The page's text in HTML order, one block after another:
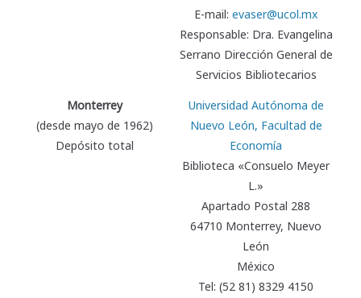
E-mail:evaser@ucol.mx
Responsable: Dra. Evangelina
Serrano Dirección General de
Servicios Bibliotecarios
Monterrey
(desde mayo de 1962)
Depósito total
Universidad Autónoma de
Nuevo León, Facultad de
Economía
Biblioteca «Consuelo Meyer
L.»
Apartado Postal 288
64710 Monterrey, Nuevo
León
México
Tel: (52 81) 8329 4150